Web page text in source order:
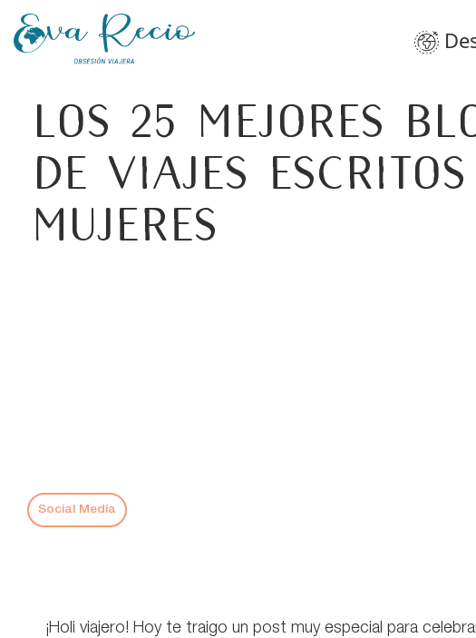
Los 25 mejores
de viajes
mujeres
Social Media
¡Holi viajero! Hoy te traigo un post muy especial para